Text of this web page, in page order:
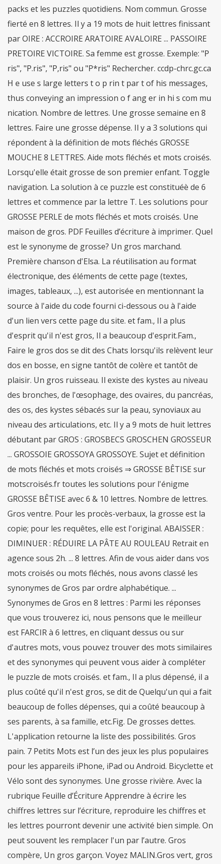
packs et les puzzles quotidiens. Nom commun. Grosse
fierté en 8 lettres. Il y a 19 mots de huit lettres finissant
par OIRE : ACCROIRE ARATOIRE AVALOIRE ... PASSOIRE
PRETOIRE VICTOIRE. Sa femme est grosse. Exemple: "P
ris", "P.ris", "P,ris" ou "P*ris" Rechercher. ccdp-chrc.gc.ca
H e use s large letters t o p rin t par t of his messages,
thus conveying an impression o f ang er in hi s com mu
nication. Nombre de lettres. Une grosse semaine en 8
lettres. Faire une grosse dépense. Il y a 3 solutions qui
répondent à la définition de mots fléchés GROSSE
MOUCHE 8 LETTRES. Aide mots fléchés et mots croisés.
Lorsqu'elle était grosse de son premier enfant. Toggle
navigation. La solution à ce puzzle est constituéè de 6
lettres et commence par la lettre T. Les solutions pour
GROSSE PERLE de mots fléchés et mots croisés. Une
maison de gros. PDF Feuilles d’écriture à imprimer. Quel
est le synonyme de grosse? Un gros marchand.
Première chanson d'Elsa. La réutilisation au format
électronique, des éléments de cette page (textes,
images, tableaux, ...), est autorisée en mentionnant la
source à l'aide du code fourni ci-dessous ou à l'aide
d'un lien vers cette page du site. et fam., Il a plus
d'esprit qu'il n'est gros, Il a beaucoup d'esprit.Fam.,
Faire le gros dos se dit des Chats lorsqu'ils relèvent leur
dos en bosse, en signe tantôt de colère et tantôt de
plaisir. Un gros ruisseau. Il existe des kystes au niveau
des bronches, de l'œsophage, des ovaires, du pancréas,
des os, des kystes sébacés sur la peau, synoviaux au
niveau des articulations, etc. Il y a 9 mots de huit lettres
débutant par GROS : GROSBECS GROSCHEN GROSSEUR
... GROSSOIE GROSSOYA GROSSOYE. Sujet et définition
de mots fléchés et mots croisés ⇒ GROSSE BÊTISE sur
motscroisés.fr toutes les solutions pour l'énigme
GROSSE BÊTISE avec 6 & 10 lettres. Nombre de lettres.
Gros ventre. Pour les procès-verbaux, la grosse est la
copie; pour les requêtes, elle est l'original. ABAISSER :
DIMINUER : RÉDUIRE LA PÂTE AU ROULEAU Retrait en
agence sous 2h. ... 8 lettres. Afin de vous aider dans vos
mots croisés ou mots fléchés, nous avons classé les
synonymes de Gros par ordre alphabétique. ...
Synonymes de Gros en 8 lettres : Parmi les réponses
que vous trouverez ici, nous pensons que le meilleur
est FARCIR à 6 lettres, en cliquant dessus ou sur
d'autres mots, vous pouvez trouver des mots similaires
et des synonymes qui peuvent vous aider à compléter
le puzzle de mots croisés. et fam., Il a plus dépensé, il a
plus coûté qu'il n'est gros, se dit de Quelqu'un qui a fait
beaucoup de folles dépenses, qui a coûté beaucoup à
ses parents, à sa famille, etc.Fig. De grosses dettes.
L'application retourne la liste des possibilités. Gros
pain. 7 Petits Mots est l’un des jeux les plus populaires
pour les appareils iPhone, iPad ou Android. Bicyclette et
Vélo sont des synonymes. Une grosse rivière. Avec la
rubrique Feuille d’Écriture Apprendre à écrire les
chiffres lettres sur l’écriture, reproduire les chiffres et
les lettres pourront devenir une activité bien simple. On
peut souvent les remplacer l'un par l’autre. Gros
compère, Un gros garçon. Voyez MALIN.Gros vert, gros